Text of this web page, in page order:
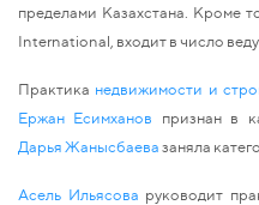
пределами Казахстана. Кроме
International, входит в число
Практика недвижимости и
Ержан Есимханов признан в
Дарья Жанысбаевазаняла
Асель Ильясова руководит